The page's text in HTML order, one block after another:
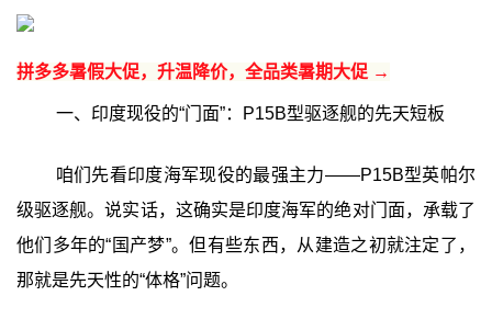
拼多多暑假大促，升温降价，全品类暑期大促 →
一、印度现役的“门面”：P15B型驱逐舰的先天短板
咱们先看印度海军现役的最强主力——P15B型英帕尔
级驱逐舰。说实话，这确实是印度海军的绝对门面，承载了
他们多年的“国产梦”。但有些东西，从建造之初就注定了，
那就是先天性的“体格”问题。